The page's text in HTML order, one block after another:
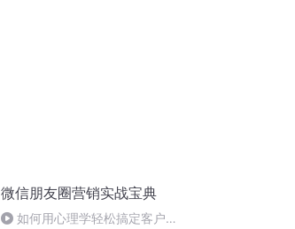
微信朋友圈营销实战宝典
如何用心理学轻松搞定客户